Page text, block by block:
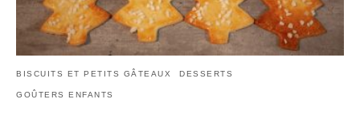
BISCUITS ET PETITS GÂTEAUX DESSERTS
GOÛTERS ENFANTS